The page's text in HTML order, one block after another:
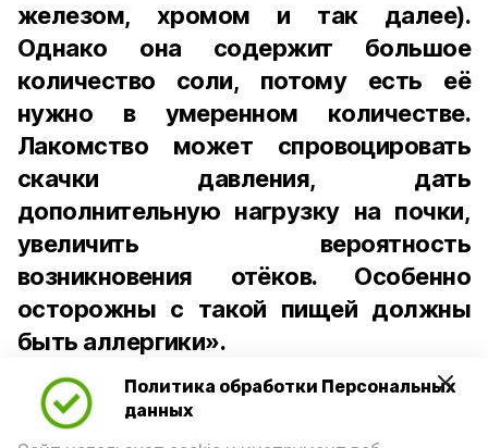
Политика обработки Персональных
данных
железом, хромом и так далее).
Однако она содержит большое
количество соли, потому есть её
нужно в умеренном количестве.
Лакомство может спровоцировать
скачки давления, дать
дополнительную нагрузку на почки,
увеличить вероятность
возникновения отёков. Особенно
осторожны с такой пищей должны
быть аллергики».
Для взрослого человека безопасной
порцией икры считается 30-50 граммов